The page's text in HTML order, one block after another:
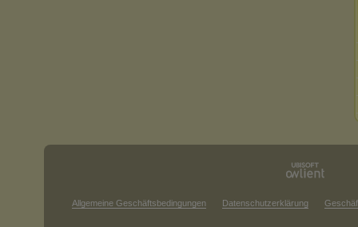
Allgemeine Geschäftsbedingungen Datenschutzerklärung